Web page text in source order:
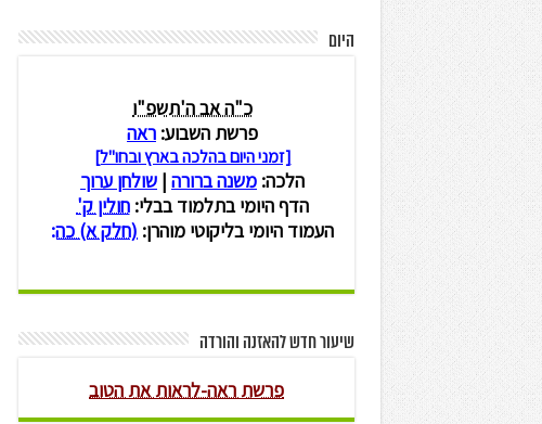
היום
שיעור חדש להאזנה והורדה